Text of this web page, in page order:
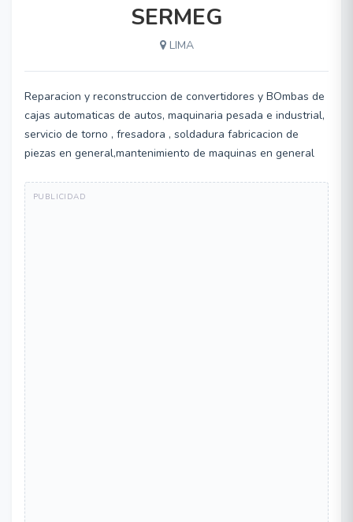
SERMEG
LIMA
Reparacion y reconstruccion de convertidores y BOmbas de
cajas automaticas de autos, maquinaria pesada e industrial,
servicio de torno , fresadora , soldadura fabricacion de
piezas en general,mantenimiento de maquinas en general